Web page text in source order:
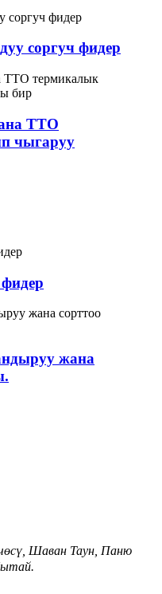
соргуч фидер
TTO
чыгаруу
жана
Шаван Таун, Паню